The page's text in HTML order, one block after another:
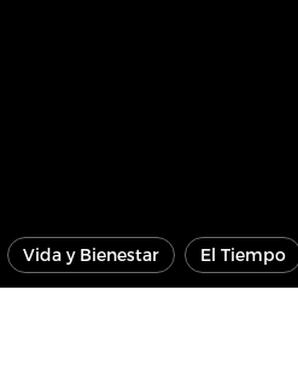
Vida y Bienestar El Tiempo